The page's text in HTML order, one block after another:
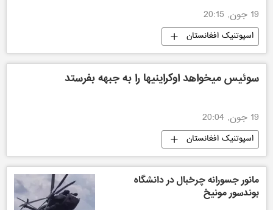
19 جون, 20:15
اسپوتنیک افغانستان
سوئیس میخواهد اوکراینیها را به جبهه بفرستد
19 جون, 20:04
اسپوتنیک افغانستان
مانور جسورانه چرخبال در دانشگاه
بوندسور مونیخ